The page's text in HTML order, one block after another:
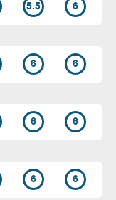
5.5 6
6 6
6 6
6 6